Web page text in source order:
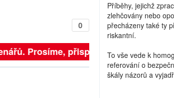
0
Prosíme, přispějte. ➥
Příběhy, jejichž
zlehčovány nebo
přecházeny také ty
riskantní.
To vše vede k
referování o
škály názorů a